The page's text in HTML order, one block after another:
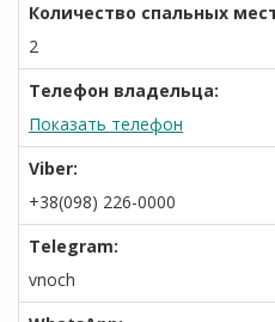
Количество спальных
2
Телефон владельца:
Показать телефон
Viber:
+38(098) 226-0000
Telegram:
vnoch